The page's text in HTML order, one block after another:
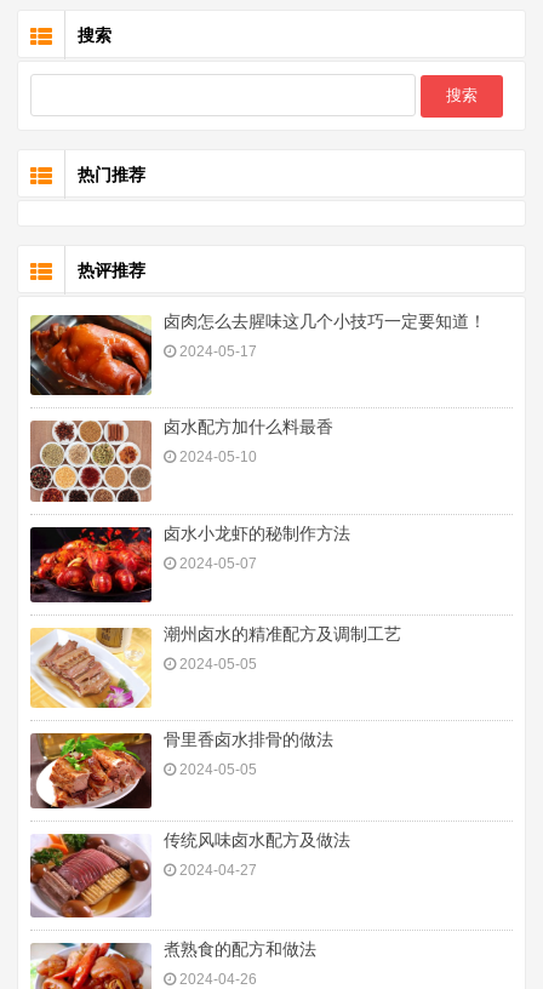
搜索
热门推荐
热评推荐
卤肉怎么去腥味这几个小技巧一定要知道！
2024-05-17
卤水配方加什么料最香
2024-05-10
卤水小龙虾的秘制作方法
2024-05-07
潮州卤水的精准配方及调制工艺
2024-05-05
骨里香卤水排骨的做法
2024-05-05
传统风味卤水配方及做法
2024-04-27
煮熟食的配方和做法
2024-04-26